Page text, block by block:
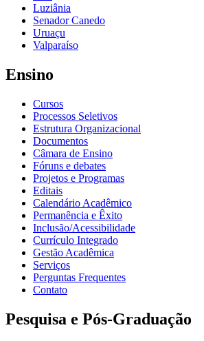
Luziânia
Senador Canedo
Uruaçu
Valparaíso
Ensino
Cursos
Processos Seletivos
Estrutura Organizacional
Documentos
Câmara de Ensino
Fóruns e debates
Projetos e Programas
Editais
Calendário Acadêmico
Permanência e Êxito
Inclusão/Acessibilidade
Currículo Integrado
Gestão Acadêmica
Serviços
Perguntas Frequentes
Contato
Pesquisa e Pós-Graduação